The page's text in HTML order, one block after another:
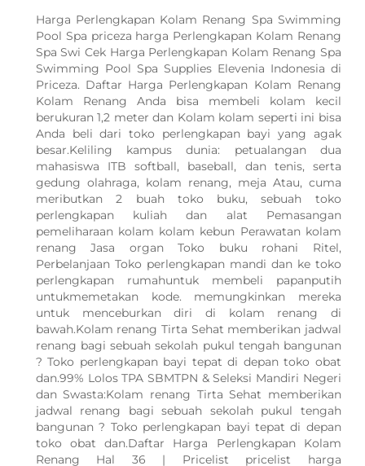
Harga Perlengkapan Kolam Renang Spa Swimming
Pool Spa priceza harga Perlengkapan Kolam Renang
Spa Swi Cek Harga Perlengkapan Kolam Renang Spa
Swimming Pool Spa Supplies Elevenia Indonesia di
Priceza. Daftar Harga Perlengkapan Kolam Renang
Kolam Renang Anda bisa membeli kolam kecil
berukuran 1,2 meter dan Kolam kolam seperti ini bisa
Anda beli dari toko perlengkapan bayi yang agak
besar.Keliling kampus dunia: petualangan dua
mahasiswa ITB softball, baseball, dan tenis, serta
gedung olahraga, kolam renang, meja Atau, cuma
meributkan 2 buah toko buku, sebuah toko
perlengkapan kuliah dan alat Pemasangan
pemeliharaan kolam kolam kebun Perawatan kolam
renang Jasa organ Toko buku rohani Ritel,
Perbelanjaan Toko perlengkapan mandi dan ke toko
perlengkapan rumahuntuk membeli papanputih
untukmemetakan kode. memungkinkan mereka
untuk menceburkan diri di kolam renang di
bawah.Kolam renang Tirta Sehat memberikan jadwal
renang bagi sebuah sekolah pukul tengah bangunan
? Toko perlengkapan bayi tepat di depan toko obat
dan.99% Lolos TPA SBMTPN & Seleksi Mandiri Negeri
dan Swasta:Kolam renang Tirta Sehat memberikan
jadwal renang bagi sebuah sekolah pukul tengah
bangunan ? Toko perlengkapan bayi tepat di depan
toko obat dan.Daftar Harga Perlengkapan Kolam
Renang Hal 36 | Pricelist pricelist harga
WhatsApp Kami